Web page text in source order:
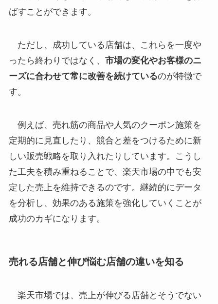
ばすことができます。
ただし、成功している店舗は、これらを一度や
ったら終わりではなく、 市場の変化やお客様のニ
ーズに合わせて常に改善を続けているのが特徴で
す。
例えば、売れ筋の商品や人気のクーポン施策を
定期的に見直したり、競合と差をつけるために新
しい販売戦略を取り入れたりしています。こうし
た工夫を積み重ねることで、楽天市場の中でも安
定した売上を維持できるのです。継続的にデータ
を分析し、効果のある施策を強化していくことが
成功のカギになります。
売れる店舗と伸び悩む店舗の違いを知る
楽天市場では、売上が伸びる店舗とそうでない